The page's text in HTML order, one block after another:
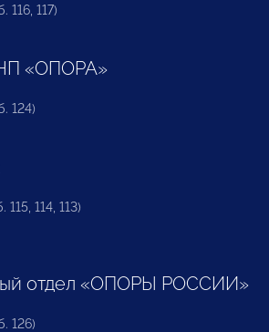
116, 117)
«ОПОРА»
124)
115, 114, 113)
отдел «ОПОРЫ РОССИИ»
126)